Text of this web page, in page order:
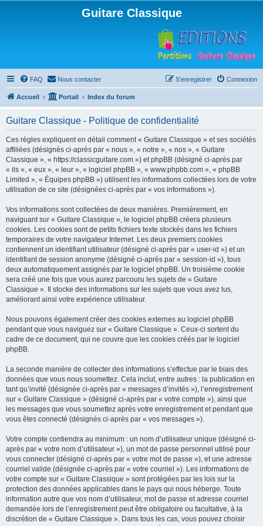
Guitare Classique
FAQ Nous contacter Connexion
S’enregistrer
Accueil Portail Index du forum
Guitare Classique - Politique de confidentialité
Ces règles expliquent en détail comment « Guitare Classique » et ses sociétés
affiliées (désignés ci-après par « nous », « notre », « nos », « Guitare
Classique », « https://classicguitare.com ») et phpBB (désigné ci-après par
« ils », « eux », « leur », « logiciel phpBB », « www.phpbb.com », « phpBB
Limited », « Équipes phpBB ») utilisent les informations collectées lors de votre
utilisation de ce site (désignées ci-après par « vos informations »).
Vos informations sont collectées de deux manières. Premièrement, en
naviguant sur « Guitare Classique », le logiciel phpBB créera plusieurs
cookies. Les cookies sont de petits fichiers texte stockés dans les fichiers
temporaires de votre navigateur Internet. Les deux premiers cookies
contiennent un identifiant utilisateur (désigné ci-après par « user-id ») et un
identifiant de session anonyme (désigné ci-après par « session-id »), tous
deux automatiquement assignés par le logiciel phpBB. Un troisième cookie
sera créé une fois que vous aurez parcouru les sujets de « Guitare
Classique ». Il stocke des informations sur les sujets que vous avez lus,
améliorant ainsi votre expérience utilisateur.
Nous pouvons également créer des cookies externes au logiciel phpBB
pendant que vous naviguez sur « Guitare Classique ». Ceux-ci sortent du
cadre de ce document, qui ne couvre que les cookies créés par le logiciel
phpBB.
La seconde manière de collecter des informations s’effectue par le biais des
données que vous nous soumettez. Cela inclut, entre autres : la publication en
tant qu’invité (désignée ci-après par « messages d’invités »), l’enregistrement
sur « Guitare Classique » (désigné ci-après par « votre compte »), ainsi que
les messages que vous soumettez après votre enregistrement et pendant que
vous êtes connecté (désignés ci-après par « vos messages »).
Votre compte contiendra au minimum : un nom d’utilisateur unique (désigné ci-
après par « votre nom d’utilisateur »), un mot de passe personnel utilisé pour
vous connecter (désigné ci-après par « votre mot de passe »), et une adresse
courriel valide (désignée ci-après par « votre courriel »). Les informations de
votre compte sur « Guitare Classique » sont protégées par les lois sur la
protection des données applicables dans le pays qui nous héberge. Toute
information autre que vos nom d’utilisateur, mot de passe et adresse courriel
demandée lors de l’enregistrement peut être obligatoire ou facultative, à la
discrétion de « Guitare Classique ». Dans tous les cas, vous pouvez choisir